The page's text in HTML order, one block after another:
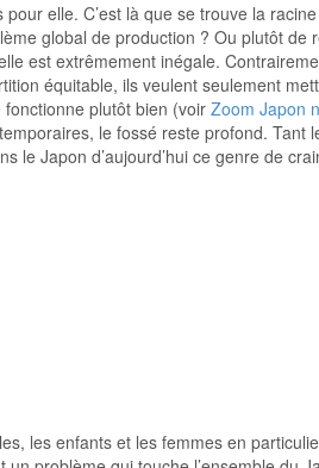
elle. C’est là que se trouve la
global de production ? Ou plutôt
est extrêmement inégale.
équitable, ils veulent seulement
fonctionne plutôt bien (voir Zoom Japon
le fossé reste profond.
le Japon d’aujourd’hui ce genre de
les enfants et les femmes en